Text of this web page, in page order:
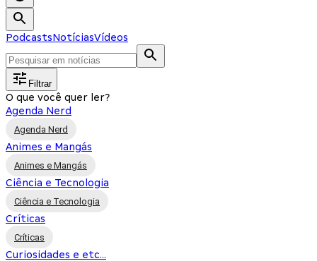
PodcastsNotíciasVídeos
Filtrar
O que você quer ler?
Agenda Nerd
Agenda Nerd
Animes e Mangás
Animes e Mangás
Ciência e Tecnologia
Ciência e Tecnologia
Críticas
Críticas
Curiosidades e etc...